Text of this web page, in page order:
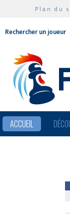
Plan du
Rechercher un joueur
ACCUEIL